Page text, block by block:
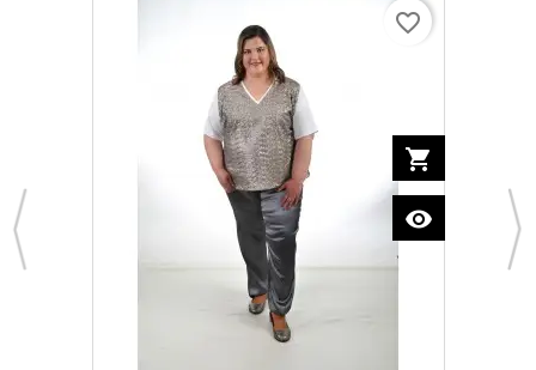
shopping_cart
visibility
favorite_border